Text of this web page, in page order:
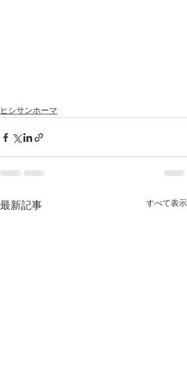
ヒシサンホーマ
最新記事 すべて表示